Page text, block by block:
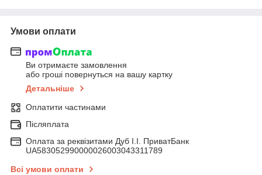
Умови оплати
Ви отримаєте замовлення
або гроші повернуться на вашу картку
Детальніше
Оплатити частинами
Післяплата
Оплата за реквізитами Дуб І.І. ПриватБанк
UA583052990000026003043311789
Всі умови оплати